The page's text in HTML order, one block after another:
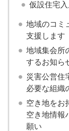
仮設住宅
地域のコミ
支援します
地域集会所
するお知ら
災害公営住
必要な組織
空き地を
空き地情報
願い